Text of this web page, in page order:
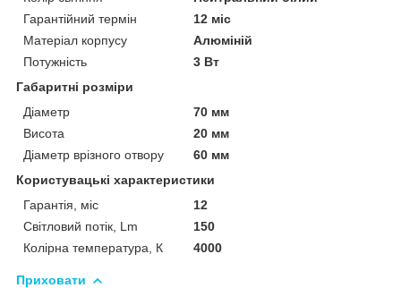
Гарантійний термін
12 міс
Матеріал корпусу
Алюміній
Потужність
3 Вт
Габаритні розміри
Діаметр
70 мм
Висота
20 мм
Діаметр врізного отвору
60 мм
Користувацькі характеристики
Гарантія, міс
12
Світловий потік, Lm
150
Колірна температура, К
4000
Приховати